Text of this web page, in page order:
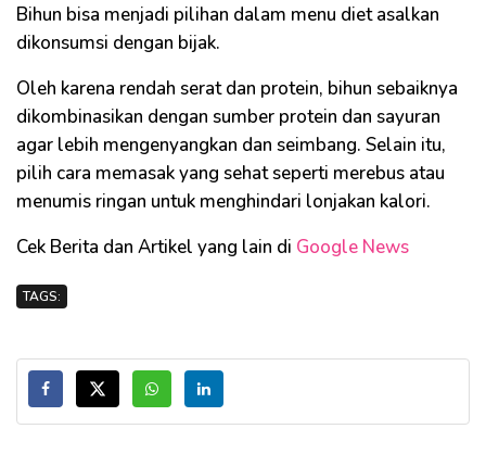
Bihun bisa menjadi pilihan dalam menu diet asalkan
dikonsumsi dengan bijak.
Oleh karena rendah serat dan protein, bihun sebaiknya
dikombinasikan dengan sumber protein dan sayuran
agar lebih mengenyangkan dan seimbang. Selain itu,
pilih cara memasak yang sehat seperti merebus atau
menumis ringan untuk menghindari lonjakan kalori.
Cek Berita dan Artikel yang lain di Google News
TAGS: